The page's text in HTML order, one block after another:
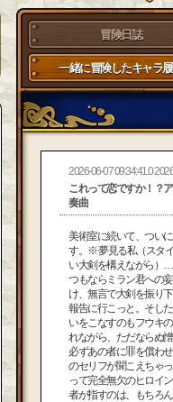
冒険日誌
一緒に冒険したキャラ
2026-06-07 09:34:41.0
これって恋ですか！？
奏曲
美術室に続いて、つい
す。※ 夢見る私（スタ
い大剣を構えながら）
つもならミラン君への
け、無言で大剣を振り
報告に行こっと。そし
いをこなすのもフウキ
れながら、ただならぬ
必ずあの者に罪を償わ
のセリフが聞こえちゃ
って完全無欠のヒロイ
者が指すのは、もちろ